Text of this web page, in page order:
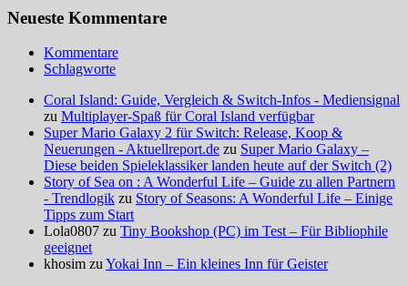
Neueste Kommentare
Kommentare
Schlagworte
Coral Island: Guide, Vergleich & Switch-Infos - Mediensignal
zu Multiplayer-Spaß für Coral Island verfügbar
Super Mario Galaxy 2 für Switch: Release, Koop &
Neuerungen - Aktuellreport.de zu Super Mario Galaxy –
Diese beiden Spieleklassiker landen heute auf der Switch (2)
Story of Sea on : A Wonderful Life – Guide zu allen Partnern
- Trendlogik zu Story of Seasons: A Wonderful Life – Einige
Tipps zum Start
Lola0807 zu Tiny Bookshop (PC) im Test – Für Bibliophile
geeignet
khosim zuYokai Inn – Ein kleines Inn für Geister